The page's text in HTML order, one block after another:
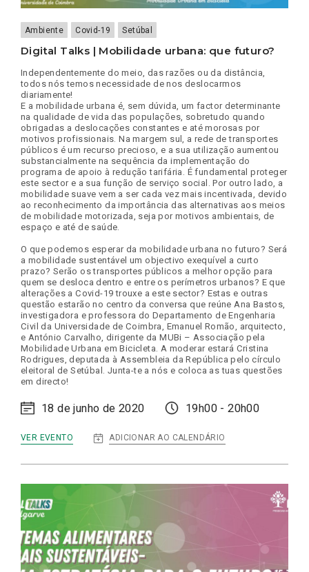
Ambiente Covid-19 Setúbal
Digital Talks | Mobilidade urbana: que futuro?
Independentemente do meio, das razões ou da distância,
todos nós temos necessidade de nos deslocarmos
diariamente!
E a mobilidade urbana é, sem dúvida, um factor determinante
na qualidade de vida das populações, sobretudo quando
obrigadas a deslocações constantes e até morosas por
motivos profissionais. Na margem sul, a rede de transportes
públicos é um recurso precioso, e a sua utilização aumentou
substancialmente na sequência da implementação do
programa de apoio à redução tarifária. É fundamental proteger
este sector e a sua função de serviço social. Por outro lado, a
mobilidade suave vem a ser cada vez mais incentivada, devido
ao reconhecimento da importância das alternativas aos meios
de mobilidade motorizada, seja por motivos ambientais, de
espaço e até de saúde.
O que podemos esperar da mobilidade urbana no futuro? Será
a mobilidade sustentável um objectivo exequível a curto
prazo? Serão os transportes públicos a melhor opção para
quem se desloca dentro e entre os perímetros urbanos? E que
alterações a Covid-19 trouxe a este sector? Estas e outras
questão estarão no centro da conversa que reúne Ana Bastos,
investigadora e professora do Departamento de Engenharia
Civil da Universidade de Coimbra, Emanuel Romão, arquitecto,
e António Carvalho, dirigente da MUBi – Associação pela
Mobilidade Urbana em Bicicleta. A moderar estará Cristina
Rodrigues, deputada à Assembleia da República pelo círculo
eleitoral de Setúbal. Junta-te a nós e coloca as tuas questões
em directo!
18 de junho de 2020 19h00 - 20h00
VER EVENTO ADICIONAR AO CALENDÁRIO
:
DIGITAL
|
URBANA: